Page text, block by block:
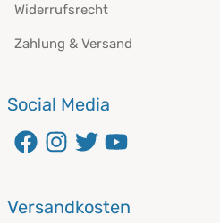
Widerrufsrecht
Zahlung & Versand
Social Media
öffnet in neuem
öffnet in
öffnet in
Versandkosten